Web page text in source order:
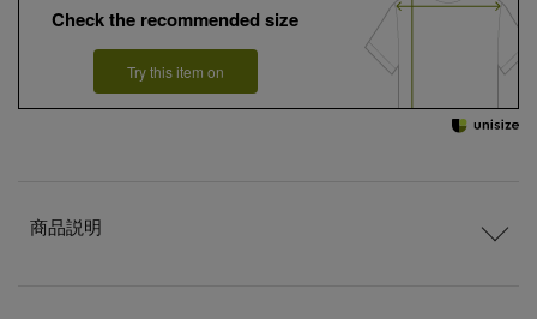
Check the recommended size
Try this item on
商品説明